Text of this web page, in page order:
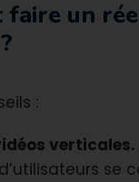
faire un
:
verticales.
se